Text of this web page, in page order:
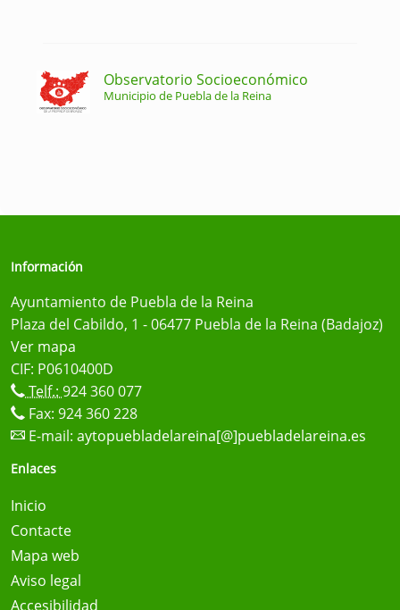
Observatorio Socioeconómico
Municipio de Puebla de la Reina
Información
Ayuntamiento de Puebla de la Reina
Plaza del Cabildo, 1 - 06477 Puebla de la Reina (Badajoz)
Ver mapa
CIF: P0610400D
Telf.: 924 360 077
Fax: 924 360 228
E-mail: aytopuebladelareina[@]puebladelareina.es
Enlaces
Inicio
Contacte
Mapa web
Aviso legal
Accesibilidad